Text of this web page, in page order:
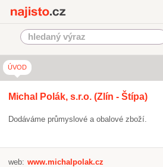
ÚVOD
Michal Polák, s.r.o. (Zlín - Štípa)
Dodáváme průmyslové a obalové zboží.
web: www.michalpolak.cz